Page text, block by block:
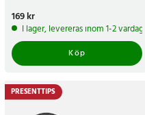
Pris:169 kr
169 kr
I lager, levereras inom 1-2 vardagar
Köp
PRESENTTIPS